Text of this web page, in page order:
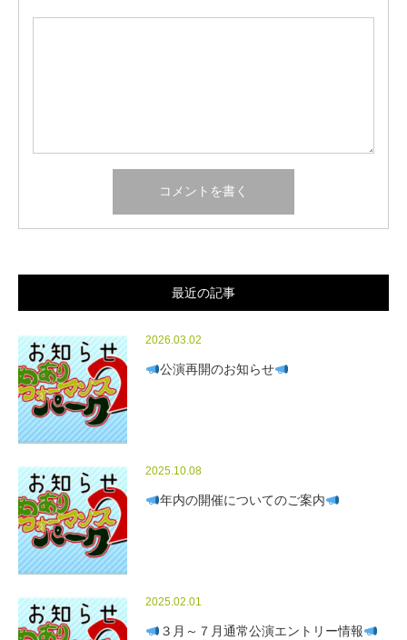
最近の記事
2026.03.02
公演再開のお知らせ
2025.10.08
年内の開催についてのご案内
2025.02.01
３月～７月通常公演エントリー情報